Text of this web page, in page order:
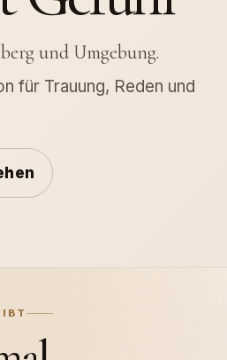
und Umgebung.
für Trauung, Reden und